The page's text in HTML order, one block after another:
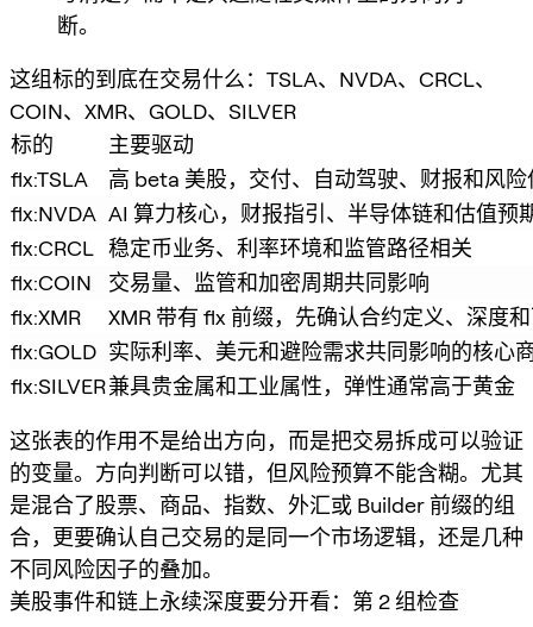
断。
这组标的到底在交易什么：TSLA、NVDA、CRCL、
COIN、XMR、GOLD、SILVER
标的
主要驱动
flx:TSLA
高 beta 美股，交付、自动驾驶、财报和风
flx:NVDA AI 算力核心，财报指引、半导体链和估值预
flx:CRCL 稳定币业务、利率环境和监管路径相关
flx:COIN
交易量、监管和加密周期共同影响
flx:XMR
XMR 带有 flx 前缀，先确认合约定义、深度
flx:GOLD 实际利率、美元和避险需求共同影响的核心
flx:SILVER兼具贵金属和工业属性，弹性通常高于黄金
这张表的作用不是给出方向，而是把交易拆成可以验证
的变量。方向判断可以错，但风险预算不能含糊。尤其
是混合了股票、商品、指数、外汇或 Builder 前缀的组
合，更要确认自己交易的是同一个市场逻辑，还是几种
不同风险因子的叠加。
美股事件和链上永续深度要分开看：第 2 组检查